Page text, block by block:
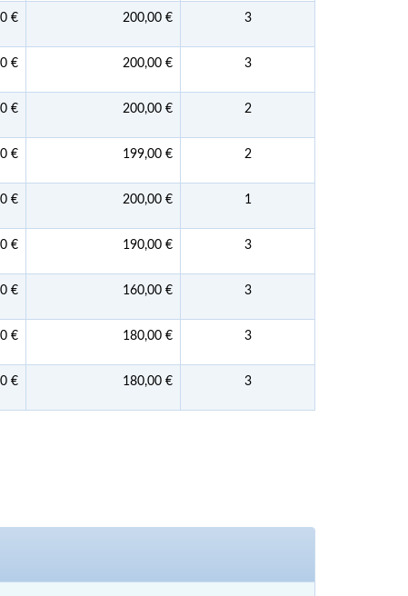
€ 200,00 € 3
€ 200,00 € 3
€ 200,00 € 2
€ 199,00 € 2
€ 200,00 € 1
€ 190,00 € 3
€ 160,00 € 3
€ 180,00 € 3
€ 180,00 € 3